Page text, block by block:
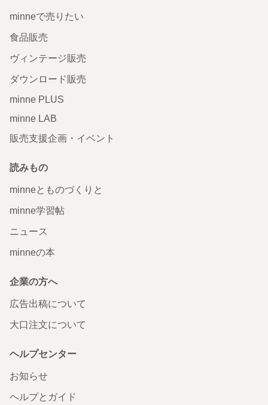
minneで売りたい
食品販売
ヴィンテージ販売
ダウンロード販売
minne PLUS
minne LAB
販売支援企画・イベント
読みもの
minneとものづくりと
minne学習帖
ニュース
minneの本
企業の方へ
広告出稿について
大口注文について
ヘルプセンター
お知らせ
ヘルプとガイド